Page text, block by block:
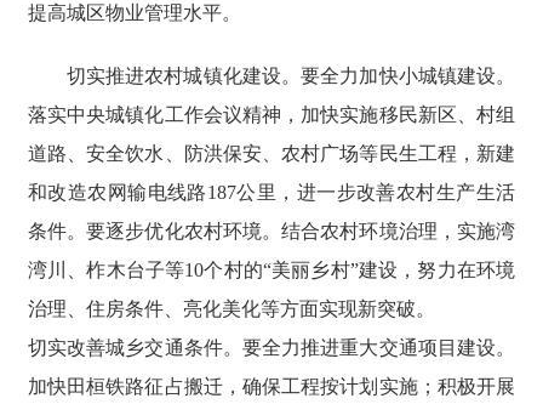
提高城区物业管理水平。
切实推进农村城镇化建设。要全力加快小城镇建设。
落实中央城镇化工作会议精神，加快实施移民新区、村组
道路、安全饮水、防洪保安、农村广场等民生工程，新建
和改造农网输电线路187公里，进一步改善农村生产生活
条件。要逐步优化农村环境。结合农村环境治理，实施湾
湾川、柞木台子等10个村的“美丽乡村”建设，努力在环境
治理、住房条件、亮化美化等方面实现新突破。
切实改善城乡交通条件。要全力推进重大交通项目建设。
加快田桓铁路征占搬迁，确保工程按计划实施；积极开展